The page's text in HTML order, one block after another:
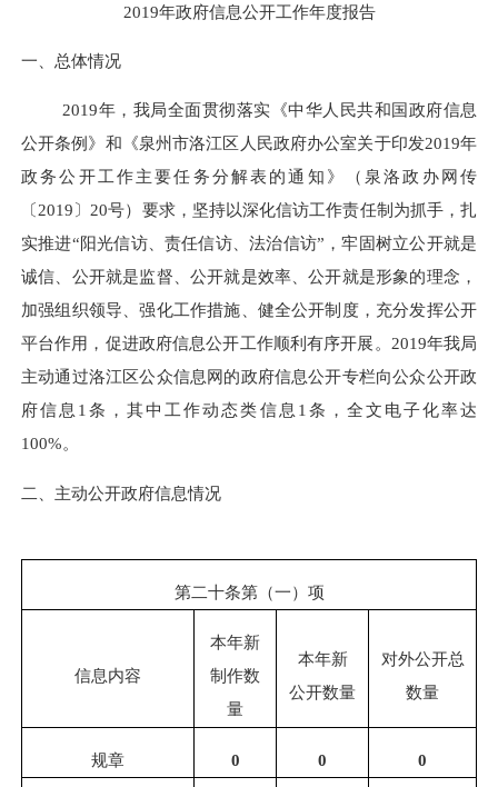
2019年政府信息公开工作年度报告
一、总体情况
2019年，我局全面贯彻落实《中华人民共和国政府信息
公开条例》和《泉州市洛江区人民政府办公室关于印发2019年
政务公开工作主要任务分解表的通知》（泉洛政办网传
〔2019〕 20号）要求，坚持以深化信访工作责任制为抓手，扎
实推进“阳光信访、责任信访、法治信访”，牢固树立公开就是
诚信、公开就是监督、公开就是效率、公开就是形象的理念，
加强组织领导、强化工作措施、健全公开制度，充分发挥公开
平台作用，促进政府信息公开工作顺利有序开展。 2019年我局
主动通过洛江区公众信息网的政府信息公开专栏向公众公开政
府信息 1 条，其中工作动态类信息 1 条，全文电子化率达
100%。
二、主动公开政府信息情况
第二十条第（一）项
信息内容
本年新
制作数
量
本年新
公开数量
对外公开总
数量
规章 0 0 0